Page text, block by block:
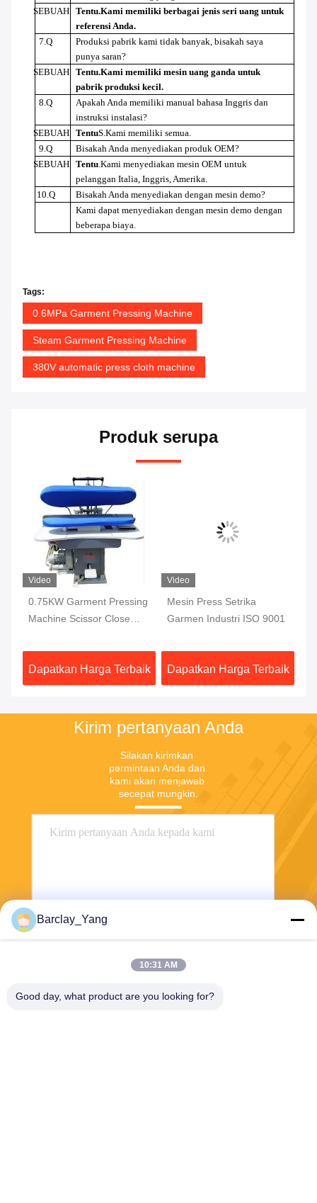
SEBUAH Tentu.Kami memiliki berbagai jenis seri uang untuk
referensi Anda.
7.Q
Produksi pabrik kami tidak banyak, bisakah saya
punya saran?
SEBUAH Tentu.Kami memiliki mesin uang ganda untuk
pabrik produksi kecil.
8.Q
Apakah Anda memiliki manual bahasa Inggris dan
instruksi instalasi?
SEBUAH TentuS.Kami memiliki semua.
9.Q
Bisakah Anda menyediakan produk OEM?
SEBUAH Tentu.Kami menyediakan mesin OEM untuk
pelanggan Italia, Inggris, Amerika.
10.Q
Bisakah Anda menyediakan dengan mesin demo?
Kami dapat menyediakan dengan mesin demo dengan
beberapa biaya.
Tags:
0.6MPa Garment Pressing Machine
Steam Garment Pressing Machine
380V automatic press cloth machine
Produk serupa
Video
0.75KW Garment Pressing
Machine Scissor Close
Dapatkan Harga Terbaik
Video
Mesin Press Setrika
Garmen Industri ISO 9001
Dapatkan Harga Terbaik
Kirim pertanyaan Anda
Silakan kirimkan
permintaan Anda dan
kami akan menjawab
secepat mungkin.
Barclay_Yang
10:31 AM
Good day, what product are you looking for?